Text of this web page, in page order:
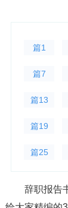
篇1
篇7
篇13
篇19
篇25
辞职报告